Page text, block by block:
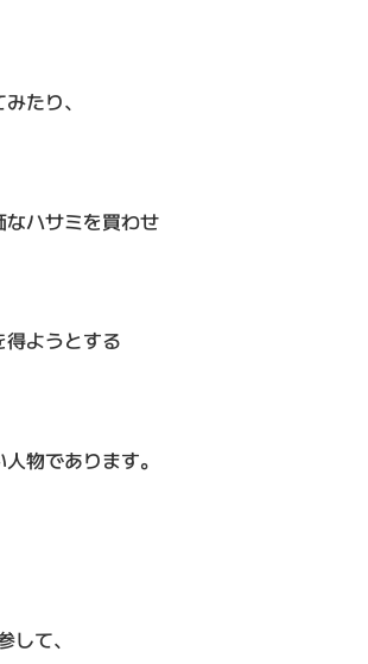
たり、
なハサミを買わせ
ようとする
物であります。
して、